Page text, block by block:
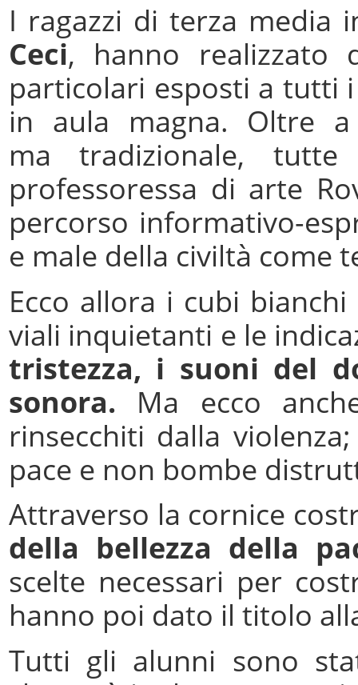
I ragazzi di terza media
Ceci, hanno realizzato
particolari esposti a tutti i
in aula magna. Oltre a
ma tradizionale,
professoressa di arte
percorso informativo-
e male della civiltà come
Ecco allora i cubi
viali inquietanti e le
tristezza, i suoni del
sonora. Ma ecco
rinsecchiti dalla
pace e non bombe
Attraverso la cornice
della bellezza della
scelte necessari per
hanno poi dato il titolo
Tutti gli alunni sono